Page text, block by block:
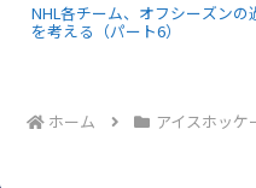
NHL各チーム、オフシーズンの
を考える（パート6）
ホーム アイスホッケ